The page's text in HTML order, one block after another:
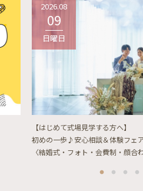
2026.08
09
日曜日
【はじめて式場見学する方へ】
初めの一歩♪安心相談＆体験フェ
〈結婚式・フォト・会費制・顔合